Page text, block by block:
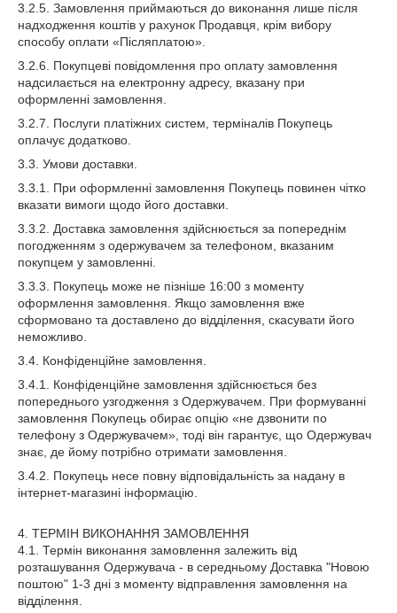
3.2.5. Замовлення приймаються до виконання лише після
надходження коштів у рахунок Продавця, крім вибору
способу оплати «Післяплатою».
3.2.6. Покупцеві повідомлення про оплату замовлення
надсилається на електронну адресу, вказану при
оформленні замовлення.
3.2.7. Послуги платіжних систем, терміналів Покупець
оплачує додатково.
3.3. Умови доставки.
3.3.1. При оформленні замовлення Покупець повинен чітко
вказати вимоги щодо його доставки.
3.3.2. Доставка замовлення здійснюється за попереднім
погодженням з одержувачем за телефоном, вказаним
покупцем у замовленні.
3.3.3. Покупець може не пізніше 16:00 з моменту
оформлення замовлення. Якщо замовлення вже
сформовано та доставлено до відділення, скасувати його
неможливо.
3.4. Конфіденційне замовлення.
3.4.1. Конфіденційне замовлення здійснюється без
попереднього узгодження з Одержувачем. При формуванні
замовлення Покупець обирає опцію «не дзвонити по
телефону з Одержувачем», тоді він гарантує, що Одержувач
знає, де йому потрібно отримати замовлення.
3.4.2. Покупець несе повну відповідальність за надану в
інтернет-магазині інформацію.
4. ТЕРМІН ВИКОНАННЯ ЗАМОВЛЕННЯ
4.1. Термін виконання замовлення залежить від
розташування Одержувача - в середньому Доставка "Новою
поштою" 1-3 дні з моменту відправлення замовлення на
відділення.